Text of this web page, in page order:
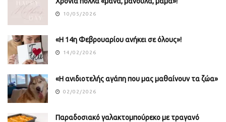
10/05/2026
«Η 14η Φεβρουαρίου ανήκει σε όλους»!
14/02/2026
«Η ανιδιοτελής αγάπη που μας μαθαίνουν τα ζώα»
02/02/2026
Παραδοσιακό γαλακτομπούρεκο με τραγανό